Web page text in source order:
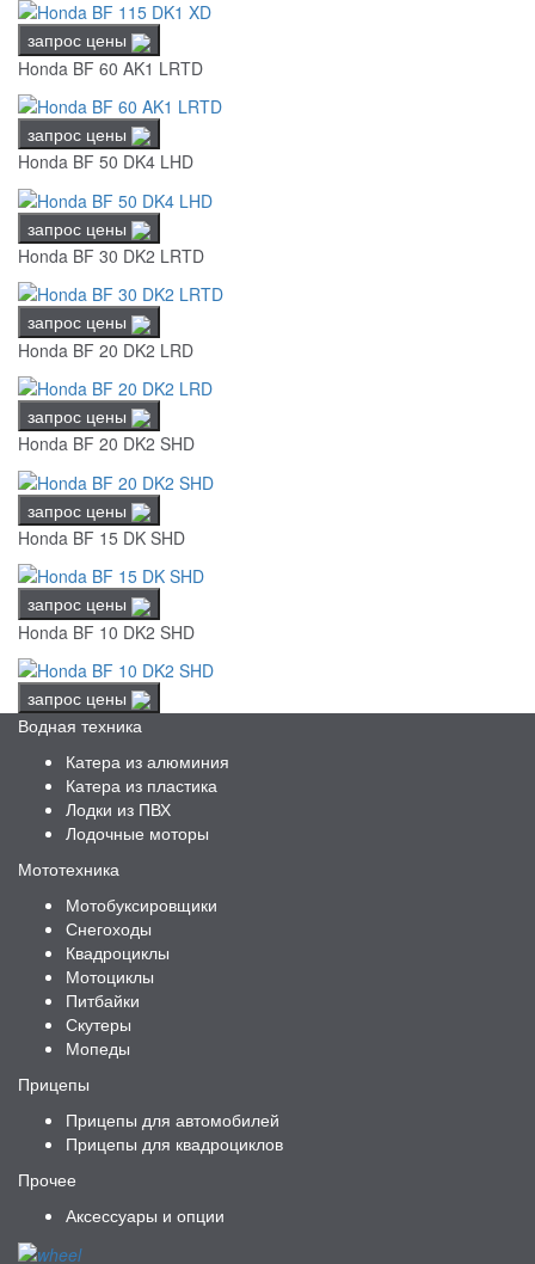
запрос цены
Honda BF 60 AK1 LRTD
запрос цены
Honda BF 50 DK4 LHD
запрос цены
Honda BF 30 DK2 LRTD
запрос цены
Honda BF 20 DK2 LRD
запрос цены
Honda BF 20 DK2 SHD
запрос цены
Honda BF 15 DK SHD
запрос цены
Honda BF 10 DK2 SHD
запрос цены
Водная техника
Катера из алюминия
Катера из пластика
Лодки из ПВХ
Лодочные моторы
Мототехника
Мотобуксировщики
Снегоходы
Квадроциклы
Мотоциклы
Питбайки
Скутеры
Мопеды
Прицепы
Прицепы для автомобилей
Прицепы для квадроциклов
Прочее
Аксессуары и опции